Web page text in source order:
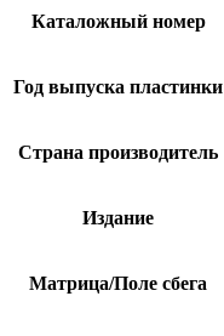
Каталожный номер
Год выпуска пластинки
Страна производитель
Издание
Матрица/Поле сбега